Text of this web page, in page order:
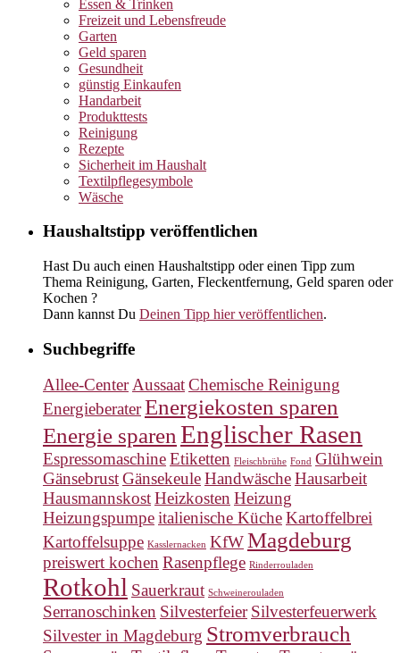
Essen & Trinken
Freizeit und Lebensfreude
Garten
Geld sparen
Gesundheit
günstig Einkaufen
Handarbeit
Produkttests
Reinigung
Rezepte
Sicherheit im Haushalt
Textilpflegesymbole
Wäsche
Haushaltstipp veröffentlichen
Hast Du auch einen Haushaltstipp oder einen Tipp zum
Thema Reinigung, Garten, Fleckentfernung, Geld sparen oder
Kochen ?
Dann kannst Du Deinen Tipp hier veröffentlichen.
Suchbegriffe
Allee-CenterAussaatChemische Reinigung
EnergieberaterEnergiekosten sparen
Energie sparen Englischer Rasen
EspressomaschineEtiketten Fleischbrühe Fond Glühwein
GänsebrustGänsekeuleHandwäscheHausarbeit
HausmannskostHeizkosten Heizung
Heizungspumpeitalienische KücheKartoffelbrei
Kartoffelsuppe Kasslernacken KfWMagdeburg
preiswert kochen Rasenpflege Rinderrouladen
Rotkohl Sauerkraut Schweinerouladen
Serranoschinken Silvesterfeier Silvesterfeuerwerk
Silvester in Magdeburg Stromverbrauch